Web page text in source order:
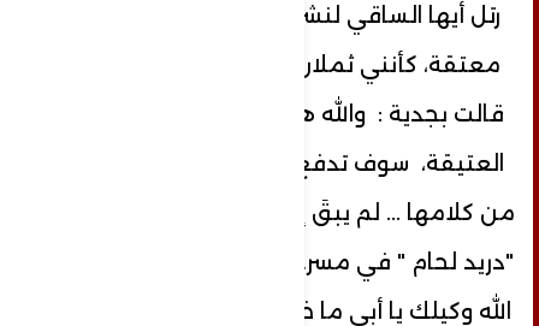
رتل أيها الساقي لنشرب من الدنان سلافا
معتقة، كأنني ثملان "من بنت عنقود ".
قالت بجدية : والله هذه الكتب الفلسفية
العتيقة، سوف تدفع بكَ للجنون . ضحك
من كلامها ... لم يبقَ إلا الثمالات ،على قول
"دريد لحام " في مسرحية "كاسك يا وطن "..
الله وكيلك يا أبي ما ضل غير هل الشفة "؟!